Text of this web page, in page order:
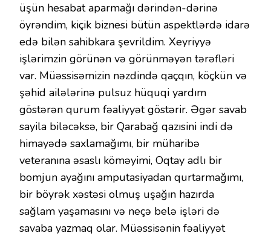
üşün hesabat aparmağı dərindən-dərinə
öyrəndim, kiçik biznesi bütün aspektlərdə idarə
edə bilən sahibkara şevrildim. Xeyriyyə
işlərimzin görünən və görünməyən tərəfləri
var. Müəssisəmizin nəzdində qaçqın, köçkün və
şəhid ailələrinə pulsuz hüquqi yardım
göstərən qurum fəaliyyət göstərir. Əgər savab
sayila biləcəksə, bir Qarabağ qazısini indi də
himayədə saxlamağımı, bir müharibə
veteranına əsaslı köməyimi, Oqtay adlı bir
bomjun ayağını amputasiyadan qurtarmağımı,
bir böyrək xəstəsi olmuş uşağın hazırda
sağlam yaşamasını və neçə belə işləri də
savaba yazmaq olar. Müəssisənin fəaliyyət